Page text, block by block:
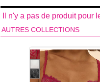
Il n'y a pas de produit pour
AUTRES COLLECTIONS